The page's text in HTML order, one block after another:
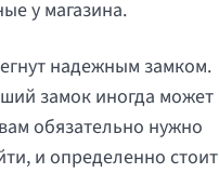
у магазина.
надежным замком.
замок иногда может
обязательно нужно
и определенно стоит